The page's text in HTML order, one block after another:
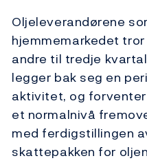
Oljeleverandørene
hjemmemarkedet
andre til tredje
legger bak seg en
aktivitet, og
et normalnivå
med ferdigstillingen
skattepakken for